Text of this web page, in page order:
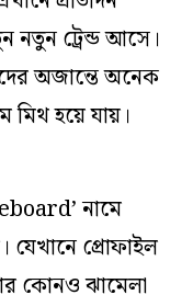
নতুন ট্রেন্ড আসে।
অজান্তে অনেক
মিথ হয়ে যায়।
নামে
যেখানে প্রোফাইল
কোনও ঝামেলা